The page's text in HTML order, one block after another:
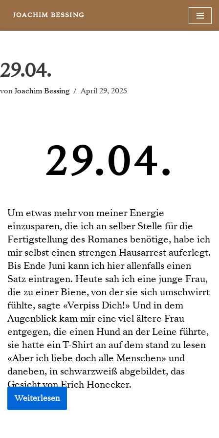
JOACHIM BESSING
29.04.
von Joachim Bessing April 29, 2025
29.04.
Um etwas mehr von meiner Energie
einzusparen, die ich an selber Stelle für die
Fertigstellung des Romanes benötige, habe ich
mir selbst einen strengen Hausarrest auferlegt.
Bis Ende Juni kann ich hier allenfalls einen
Satz eintragen. Heute sah ich eine junge Frau,
die zu einer Biene, von der sie sich umschwirrt
fühlte, sagte «Verpiss Dich!» Und in dem
Augenblick kam mir eine viel ältere Frau
entgegen, die einen Hund an der Leine führte,
sie hatte ein T-Shirt an auf dem stand zu lesen
«Aber ich liebe doch alle Menschen» und
daneben, in schwarzweiß abgebildet, das
Gesicht von Erich Honecker.
Weiterlesen